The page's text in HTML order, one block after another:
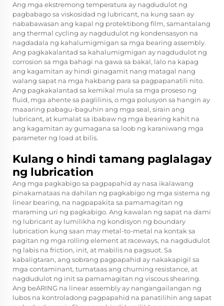
Ang mga ekstremong temperatura ay nagdudulot ng
pagbabago sa viskosidad ng lubricant, na kung saan ay
nababawasan ang kapal ng protektibong film, samantalang
ang thermal cycling ay nagdudulot ng kondensasyon na
nagdadala ng kahalumigmigan sa mga bearing assembly.
Ang pagkakalantad sa kahalumigmigan ay nagdudulot ng
corrosion sa mga bahagi na gawa sa bakal, lalo na kapag
ang kagamitan ay hindi ginagamit nang matagal nang
walang sapat na mga hakbang para sa pagpapanatili nito.
Ang pagkakalantad sa kemikal mula sa mga proseso ng
fluid, mga ahente sa paglilinis, o mga polusyon sa hangin ay
maaaring pabagu-baguhin ang mga seal, sirain ang
lubricant, at kumalat sa ibabaw ng mga bearing kahit na
ang kagamitan ay gumagana sa loob ng karaniwang mga
parameter ng load at bilis.
Kulang o hindi tamang paglalagay
ng lubrication
Ang mga pagkabigo sa pagpapahid ay nasa ikalawang
pinakamataas na dahilan ng pagkabigo ng mga sistema ng
linear bearing, na nagpapakita sa pamamagitan ng
maraming uri ng pagkabigo. Ang kawalan ng sapat na dami
ng lubricant ay lumilikha ng kondisyon ng boundary
lubrication kung saan may metal-to-metal na kontak sa
pagitan ng mga rolling element at raceways, na nagdudulot
ng labis na friction, init, at mabilis na pagsuot. Sa
kabaligtaran, ang sobrang pagpapahid ay nakakapigil sa
mga contaminant, tumataas ang churning resistance, at
nagdudulot ng init sa pamamagitan ng viscous shearing.
Ang beARING na linearassembly ay nangangailangan ng
lubos na kontroladong pagpapahid na panatilihin ang sapat